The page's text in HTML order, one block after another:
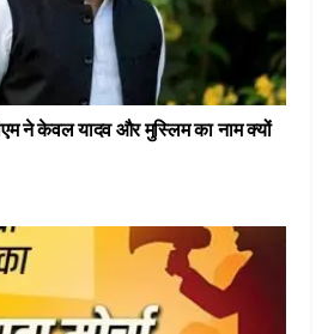
ने केवल यादव और मुस्लिम का नाम क्यों